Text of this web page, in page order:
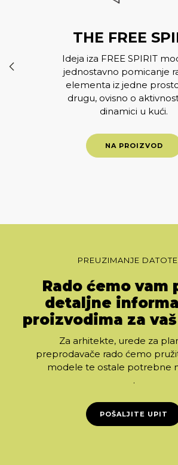
THE FREE
Ideja iza FREE SPIRIT
jednostavno pomicanje
elementa iz jedne
drugu, ovisno o
dinamici u kući.
NA PROIZVOD
PREUZIMANJE
Rado ćemo vam
detaljne
proizvodima za
Za arhitekte, urede za
preprodavače rado ćemo
modele te ostale potrebne
.
POŠALJITE UPIT